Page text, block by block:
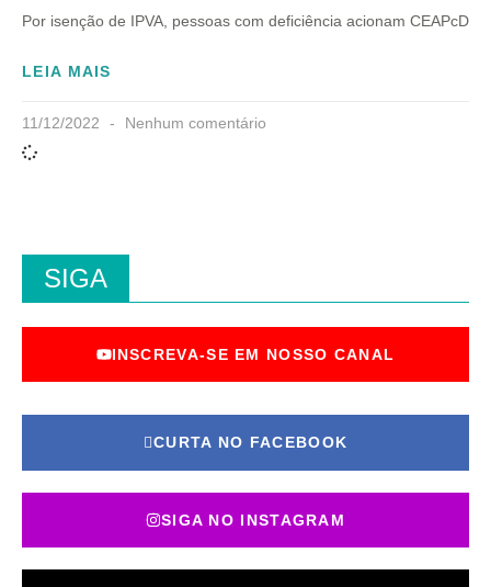
Por isenção de IPVA, pessoas com deficiência acionam CEAPcD
LEIA MAIS
11/12/2022 Nenhum comentário
SIGA
INSCREVA-SE EM NOSSO CANAL
CURTA NO FACEBOOK
SIGA NO INSTAGRAM